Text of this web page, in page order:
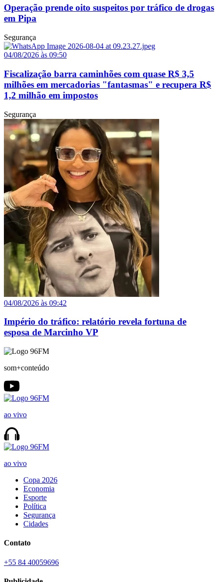
Operação prende oito suspeitos por tráfico de drogas
em Pipa
Segurança
04/08/2026 às 09:50
Fiscalização barra caminhões com quase R$ 3,5
milhões em mercadorias "fantasmas" e recupera R$
1,2 milhão em impostos
Segurança
04/08/2026 às 09:42
Império do tráfico: relatório revela fortuna de
esposa de Marcinho VP
som+conteúdo
ao vivo
ao vivo
Copa 2026
Economia
Esporte
Política
Segurança
Cidades
Contato
+55 84 40059696